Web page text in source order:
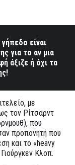
είναι
για το αν μια
άξιζε ή όχι τα
με
τον Ρίτσαρντ
που
προπονητή που
και το «heavy
Κλοπ.